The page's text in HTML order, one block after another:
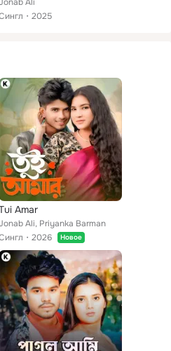
2025
Amar
Ali, Priyanka Barman
2026 Новое